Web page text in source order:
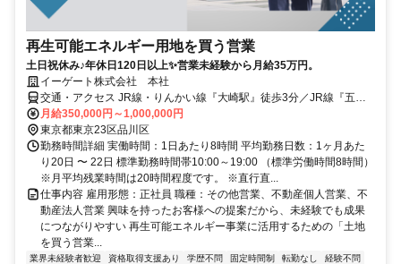
再生可能エネルギー用地を買う営業
土日祝休み♪年休日120日以上✨営業未経験から月給35万円。
イーゲート株式会社 本社
交通・アクセス JR線・りんかい線『大崎駅』徒歩3分／JR線『五反
田駅』徒歩9分
月給350,000円～1,000,000円
東京都東京23区品川区
勤務時間詳細 実働時間：1日あたり8時間 平均勤務日数：1ヶ月あた
り20日 〜 22日 標準勤務時間帯10:00～19:00 （標準労働時間8時間）
※月平均残業時間は20時間程度です。 ※直行直...
仕事内容 雇用形態：正社員 職種：その他営業、不動産個人営業、不
動産法人営業 興味を持ったお客様への提案だから、未経験でも成果
につながりやすい 再生可能エネルギー事業に活用するための「土地
を買う営業...
業界未経験者歓迎 資格取得支援あり 学歴不問 固定時間制 転勤なし
経験不問